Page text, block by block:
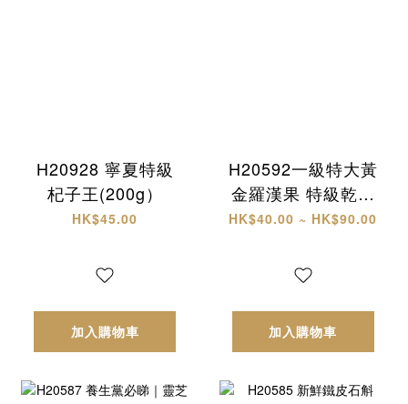
H20928 寧夏特級
杞子王(200g）
HK$45.00
加入購物車
H20592一級特大黃
金羅漢果 特級乾椰
片
HK$40.00 ~ HK$90.00
加入購物車